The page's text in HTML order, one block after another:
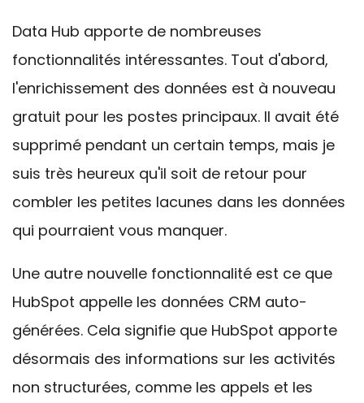
Data Hub apporte de nombreuses
fonctionnalités intéressantes. Tout d'abord,
l'enrichissement des données est à nouveau
gratuit pour les postes principaux. Il avait été
supprimé pendant un certain temps, mais je
suis très heureux qu'il soit de retour pour
combler les petites lacunes dans les données
qui pourraient vous manquer.
Une autre nouvelle fonctionnalité est ce que
HubSpot appelle les données CRM auto-
générées. Cela signifie que HubSpot apporte
désormais des informations sur les activités
non structurées, comme les appels et les